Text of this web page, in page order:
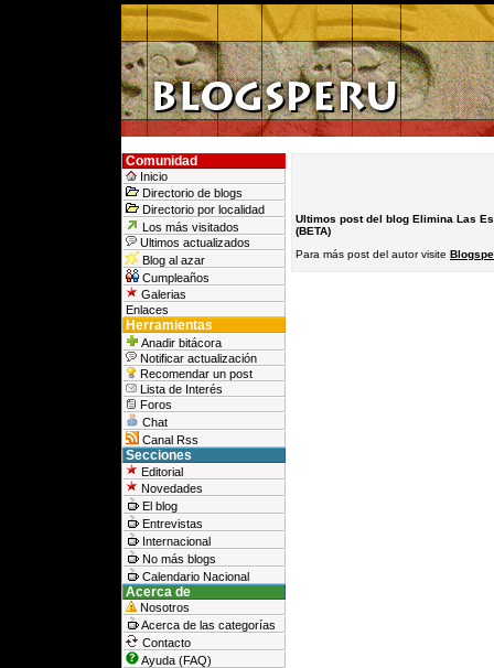
Comunidad
Inicio
Directorio de blogs
Directorio por localidad
Los más visitados
Ultimos actualizados
Blog al azar
Cumpleaños
Galerias
Enlaces
Herramientas
Anadir bitácora
Notificar actualización
Recomendar un post
Lista de Interés
Foros
Chat
Canal Rss
Secciones
Editorial
Novedades
El blog
Entrevistas
Internacional
No más blogs
Calendario Nacional
Acerca de
Nosotros
Acerca de las categorías
Contacto
Ayuda (FAQ)
Ultimos post del blog Elimina Las
(BETA)
Para más post del autor visite